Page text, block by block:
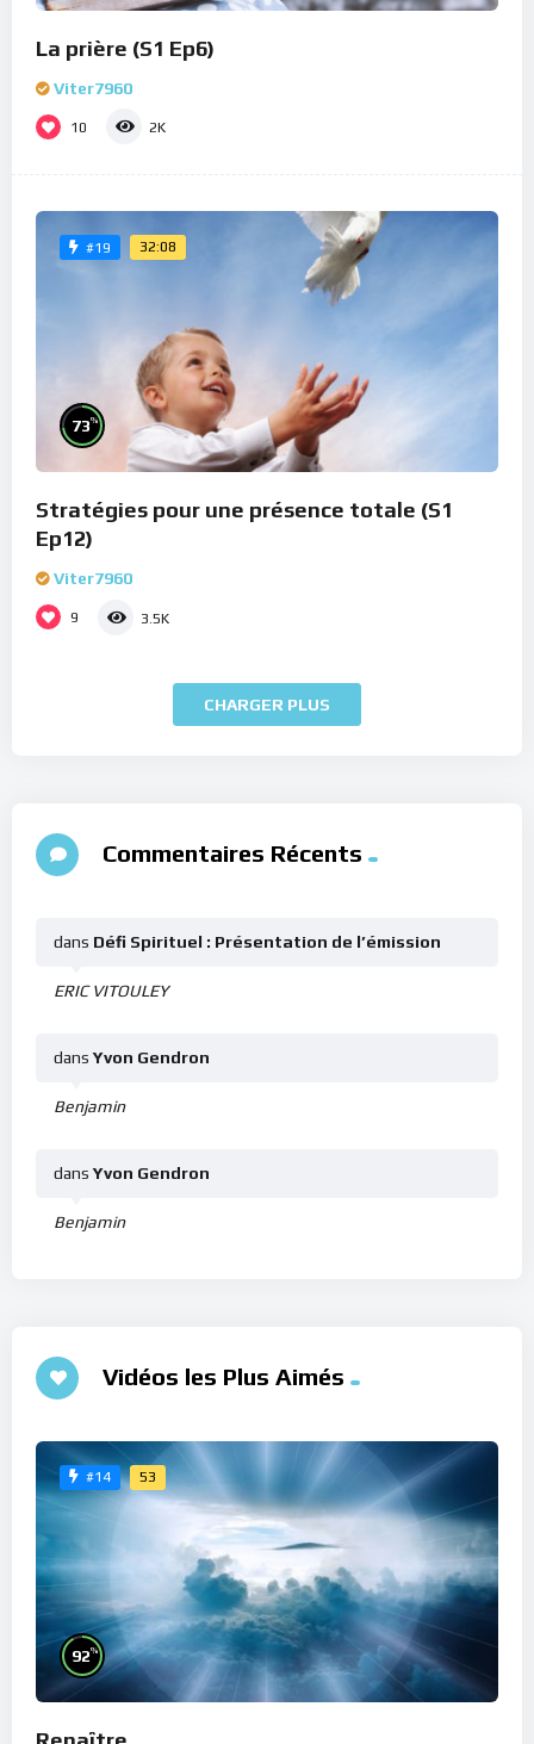
La prière (S1 Ep6)
Viter7960
10 2K
#19 32:08
73%
Stratégies pour une présence totale (S1
Ep12)
Viter7960
9 3.5K
CHARGER PLUS
Commentaires Récents
ERIC VITOULEY
dans Défi Spirituel : Présentation de l’émission
Benjamin
dans Yvon Gendron
Benjamin
dans Yvon Gendron
Vidéos les Plus Aimés
#14 53
92%